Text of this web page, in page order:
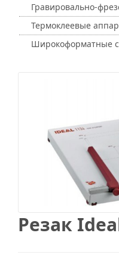
Гравировально-
Термоклеевые
Широкоформатные
Резак